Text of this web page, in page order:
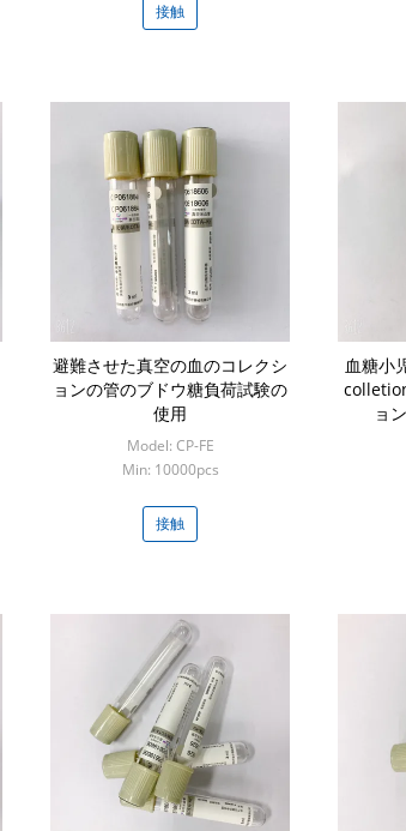
接触
避難させた真空の血のコレクシ
ョンの管のブドウ糖負荷試験の
使用
Model: CP-FE
Min: 10000pcs
接触
血糖小
ョ